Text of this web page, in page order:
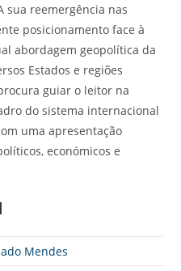
sua reemergência nas
posicionamento face à
abordagem geopolítica da
Estados e regiões
guiar o leitor na
do sistema internacional
uma apresentação
económicos e
Mendes